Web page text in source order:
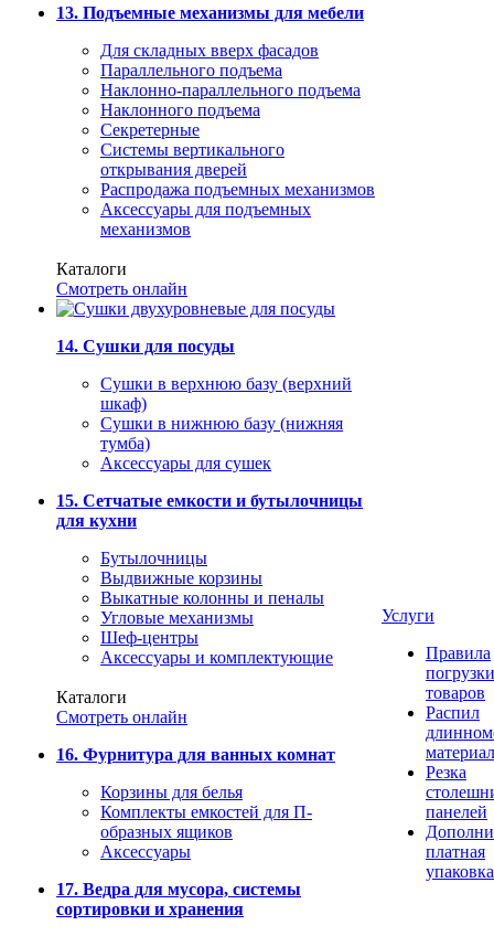
13. Подъемные механизмы для мебели
Для складных вверх фасадов
Параллельного подъема
Наклонно-параллельного подъема
Наклонного подъема
Секретерные
Системы вертикального
открывания дверей
Распродажа подъемных механизмов
Аксессуары для подъемных
механизмов
Каталоги
Смотреть онлайн
14. Сушки для посуды
Сушки в верхнюю базу (верхний
шкаф)
Сушки в нижнюю базу (нижняя
тумба)
Аксессуары для сушек
15. Сетчатые емкости и бутылочницы
для кухни
Бутылочницы
Выдвижные корзины
Выкатные колонны и пеналы
Угловые механизмы
Шеф-центры
Аксессуары и комплектующие
Каталоги
Смотреть онлайн
16. Фурнитура для ванных комнат
Корзины для белья
Комплекты емкостей для П-
образных ящиков
Аксессуары
17. Ведра для мусора, системы
сортировки и хранения
Услуги
Правила
погрузки
товаров
Распил
Резка
панелей
платная
упаковка